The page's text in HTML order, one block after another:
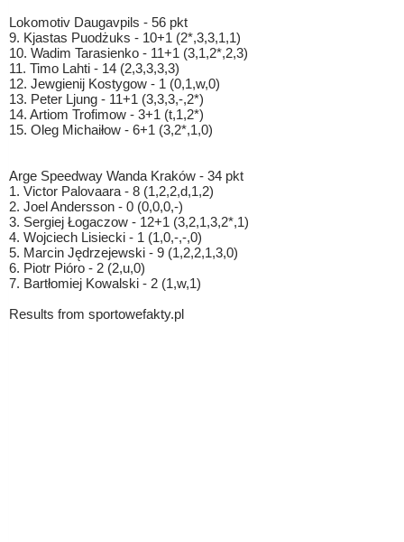
Lokomotiv Daugavpils - 56 pkt
9. Kjastas Puodżuks - 10+1 (2*,3,3,1,1)
10. Wadim Tarasienko - 11+1 (3,1,2*,2,3)
11. Timo Lahti - 14 (2,3,3,3,3)
12. Jewgienij Kostygow - 1 (0,1,w,0)
13. Peter Ljung - 11+1 (3,3,3,-,2*)
14. Artiom Trofimow - 3+1 (t,1,2*)
15. Oleg Michaiłow - 6+1 (3,2*,1,0)
Arge Speedway Wanda Kraków - 34 pkt
1. Victor Palovaara - 8 (1,2,2,d,1,2)
2. Joel Andersson - 0 (0,0,0,-)
3. Sergiej Łogaczow - 12+1 (3,2,1,3,2*,1)
4. Wojciech Lisiecki - 1 (1,0,-,-,0)
5. Marcin Jędrzejewski - 9 (1,2,2,1,3,0)
6. Piotr Pióro - 2 (2,u,0)
7. Bartłomiej Kowalski - 2 (1,w,1)
Results from sportowefakty.pl